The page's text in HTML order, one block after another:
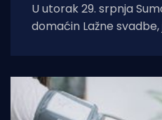
U utorak 29. srpnja
domaćin Lažne